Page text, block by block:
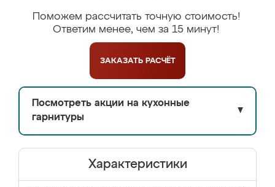
Поможем рассчитать точную стоимость!
Ответим менее, чем за 15 минут!
ЗАКАЗАТЬ РАСЧЁТ
Посмотреть акции на кухонные
гарнитуры
▼
Характеристики